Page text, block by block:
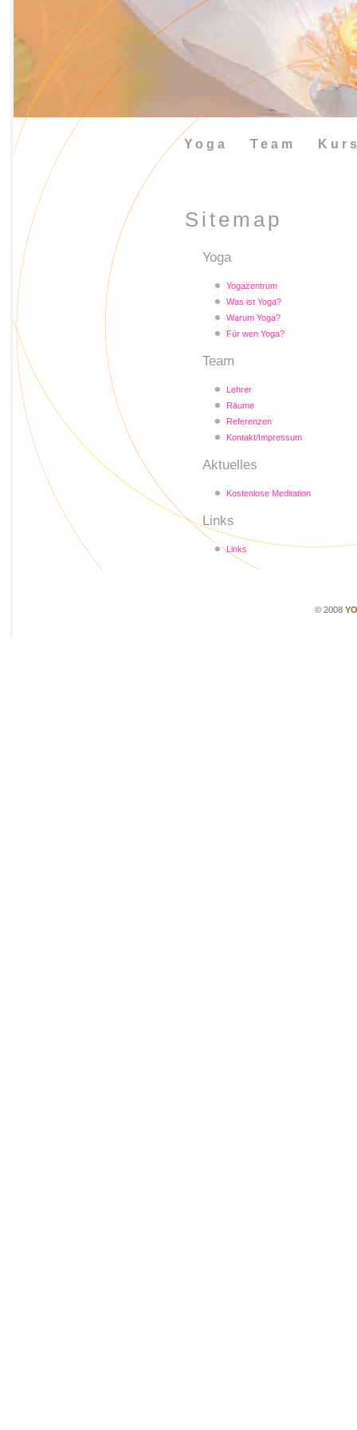
Yoga Team
Sitemap
Yoga
Yogazentrum
Was ist Yoga?
Warum Yoga?
Für wen Yoga?
Team
Lehrer
Räume
Referenzen
Kontakt/Impressum
Aktuelles
Kostenlose Meditation
Links
Links
© 2008